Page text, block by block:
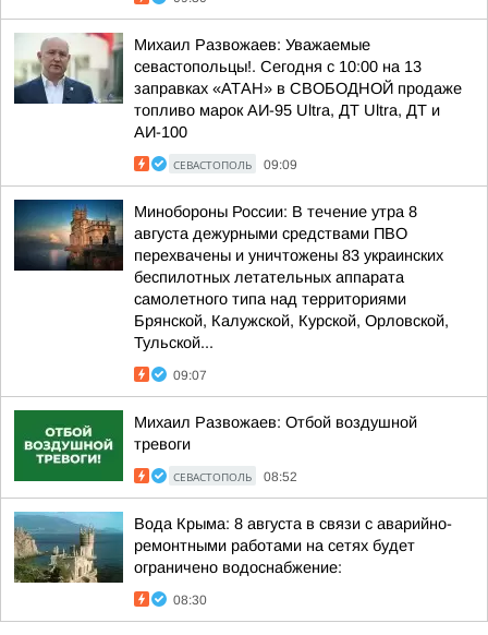
Михаил Развожаев: Уважаемые
севастопольцы!. Сегодня с 10:00 на 13
заправках «АТАН» в СВОБОДНОЙ продаже
топливо марок АИ-95 Ultra, ДТ Ultra, ДТ и
АИ-100
СЕВАСТОПОЛЬ 09:09
Минобороны России: В течение утра 8
августа дежурными средствами ПВО
перехвачены и уничтожены 83 украинских
беспилотных летательных аппарата
самолетного типа над территориями
Брянской, Калужской, Курской, Орловской,
Тульской...
09:07
Михаил Развожаев: Отбой воздушной
тревоги
СЕВАСТОПОЛЬ 08:52
Вода Крыма: 8 августа в связи с аварийно-
ремонтными работами на сетях будет
ограничено водоснабжение:
08:30